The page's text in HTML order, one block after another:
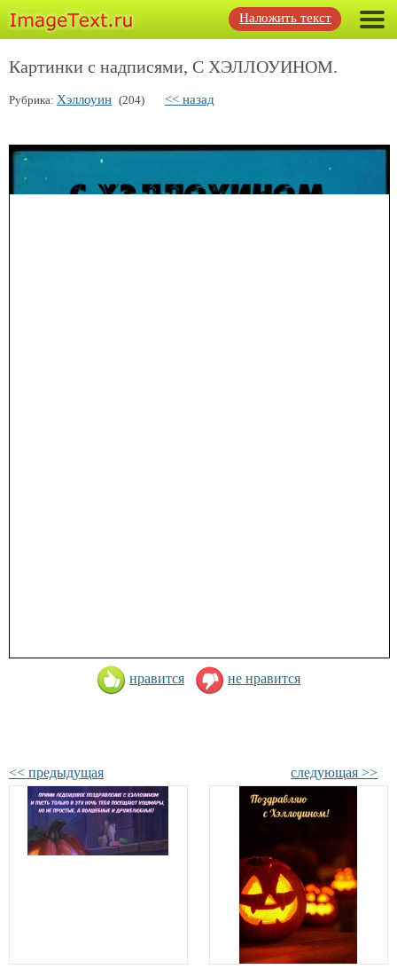
Наложить текст
Картинки с надписями, С ХЭЛЛОУИНОМ.
Рубрика: Хэллоуин (204) << назад
нравится не нравится
<< предыдущая следующая >>